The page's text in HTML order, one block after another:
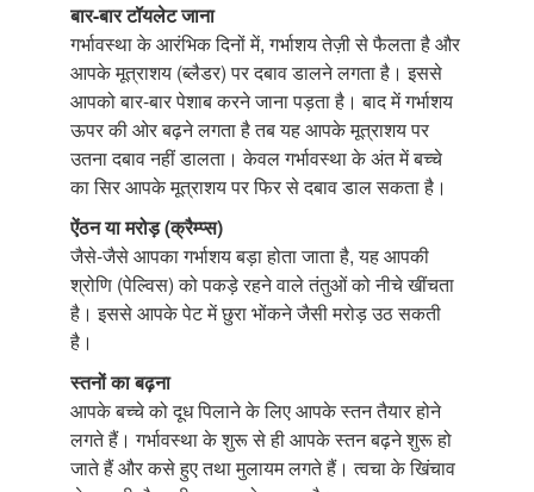
बार-बार टॉयलेट जाना
गर्भावस्था के आरंभिक दिनों में, गर्भाशय तेज़ी से फैलता है और
आपके मूत्राशय (ब्लैडर) पर दबाव डालने लगता है। इससे
आपको बार-बार पेशाब करने जाना पड़ता है। बाद में गर्भाशय
ऊपर की ओर बढ़ने लगता है तब यह आपके मूत्राशय पर
उतना दबाव नहीं डालता। केवल गर्भावस्था के अंत में बच्चे
का सिर आपके मूत्राशय पर फिर से दबाव डाल सकता है।
ऐंठन या मरोड़ (क्रैम्प्स)
जैसे-जैसे आपका गर्भाशय बड़ा होता जाता है, यह आपकी
श्रोणि (पेल्विस) को पकड़े रहने वाले तंतुओं को नीचे खींचता
है। इससे आपके पेट में छुरा भोंकने जैसी मरोड़ उठ सकती
है।
स्तनों का बढ़ना
आपके बच्चे को दूध पिलाने के लिए आपके स्तन तैयार होने
लगते हैं। गर्भावस्था के शुरू से ही आपके स्तन बढ़ने शुरू हो
जाते हैं और कसे हुए तथा मुलायम लगते हैं। त्वचा के खिंचाव